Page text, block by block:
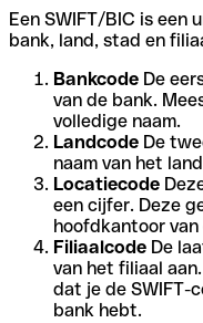
Een SWIFT/BIC is een
bank, land, stad en
Bankcode De
van de bank.
volledige naam.
Landcode De
naam van het
Locatiecode
een cijfer. Deze
hoofdkantoor van
Filiaalcode De
van het filiaal
dat je de SWIFT-
bank hebt.